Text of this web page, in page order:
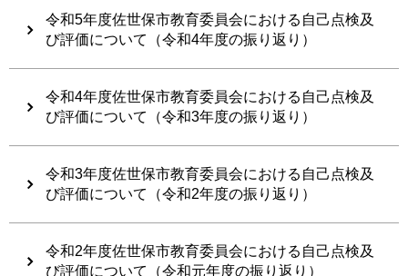
令和5年度佐世保市教育委員会における自己点検及
び評価について（令和4年度の振り返り）
令和4年度佐世保市教育委員会における自己点検及
び評価について（令和3年度の振り返り）
令和3年度佐世保市教育委員会における自己点検及
び評価について（令和2年度の振り返り）
令和2年度佐世保市教育委員会における自己点検及
び評価について（令和元年度の振り返り）